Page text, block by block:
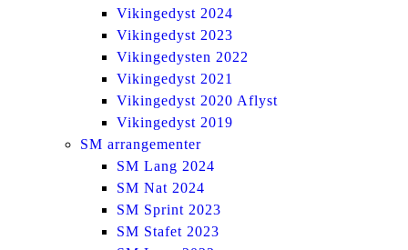
Vikingedyst 2024
Vikingedyst 2023
Vikingedysten 2022
Vikingedyst 2021
Vikingedyst 2020 Aflyst
Vikingedyst 2019
SM arrangementer
SM Lang 2024
SM Nat 2024
SM Sprint 2023
SM Stafet 2023